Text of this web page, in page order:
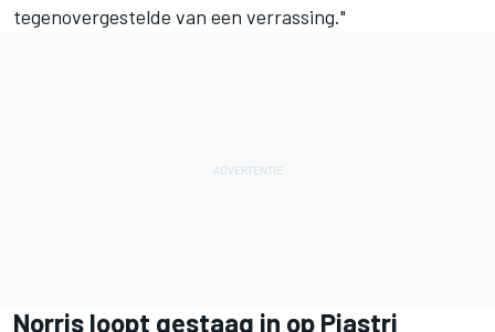
tegenovergestelde van een verrassing."
Norris loopt gestaag in op Piastri